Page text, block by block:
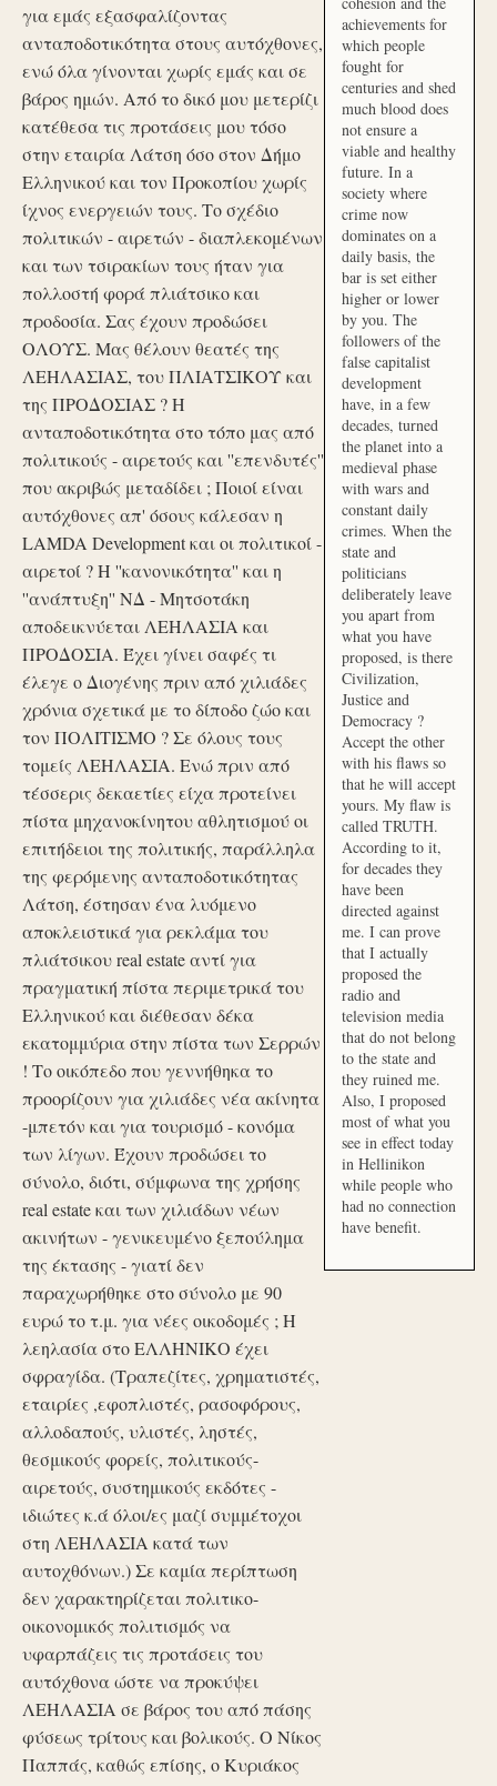
για εμάς εξασφαλίζοντας
ανταποδοτικότητα στους αυτόχθονες,
ενώ όλα γίνονται χωρίς εμάς και σε
βάρος ημών. Από το δικό μου μετερίζι
κατέθεσα τις προτάσεις μου τόσο
στην εταιρία Λάτση όσο στον Δήμο
Ελληνικού και τον Προκοπίου χωρίς
ίχνος ενεργειών τους. Το σχέδιο
πολιτικών - αιρετών - διαπλεκομένων
και των τσιρακίων τους ήταν για
πολλοστή φορά πλιάτσικο και
προδοσία. Σας έχουν προδώσει
ΟΛΟΥΣ. Μας θέλουν θεατές της
ΛΕΗΛΑΣΙΑΣ, του ΠΛΙΑΤΣΙΚΟΥ και
της ΠΡΟΔΟΣΙΑΣ ? Η
ανταποδοτικότητα στο τόπο μας από
πολιτικούς - αιρετούς και ''επενδυτές''
που ακριβώς μεταδίδει ; Ποιοί είναι
αυτόχθονες απ' όσους κάλεσαν η
LAMDA Development και οι πολιτικοί -
αιρετοί ? Η ''κανονικότητα'' και η
''ανάπτυξη'' ΝΔ - Μητσοτάκη
αποδεικνύεται ΛΕΗΛΑΣΙΑ και
ΠΡΟΔΟΣΙΑ. Έχει γίνει σαφές τι
έλεγε ο Διογένης πριν από χιλιάδες
χρόνια σχετικά με το δίποδο ζώο και
τον ΠΟΛΙΤΙΣΜΟ ? Σε όλους τους
τομείς ΛΕΗΛΑΣΙΑ. Ενώ πριν από
τέσσερις δεκαετίες είχα προτείνει
πίστα μηχανοκίνητου αθλητισμού οι
επιτήδειοι της πολιτικής, παράλληλα
της φερόμενης ανταποδοτικότητας
Λάτση, έστησαν ένα λυόμενο
αποκλειστικά για ρεκλάμα του
πλιάτσικου real estate αντί για
πραγματική πίστα περιμετρικά του
Ελληνικού και διέθεσαν δέκα
εκατομμύρια στην πίστα των Σερρών
! Το οικόπεδο που γεννήθηκα το
προορίζουν για χιλιάδες νέα ακίνητα
-μπετόν και για τουρισμό - κονόμα
των λίγων. Έχουν προδώσει το
σύνολο, διότι, σύμφωνα της χρήσης
real estate και των χιλιάδων νέων
ακινήτων - γενικευμένο ξεπούλημα
της έκτασης - γιατί δεν
παραχωρήθηκε στο σύνολο με 90
ευρώ το τ.μ. για νέες οικοδομές ; Η
λεηλασία στο ΕΛΛΗΝΙΚΟ έχει
σφραγίδα. (Τραπεζίτες, χρηματιστές,
εταιρίες ,εφοπλιστές, ρασοφόρους,
αλλοδαπούς, υλιστές, ληστές,
θεσμικούς φορείς, πολιτικούς-
αιρετούς, συστημικούς εκδότες -
ιδιώτες κ.ά όλοι/ες μαζί συμμέτοχοι
στη ΛΕΗΛΑΣΙΑ κατά των
αυτοχθόνων.) Σε καμία περίπτωση
δεν χαρακτηρίζεται πολιτικο-
οικονομικός πολιτισμός να
υφαρπάζεις τις προτάσεις του
αυτόχθονα ώστε να προκύψει
ΛΕΗΛΑΣΙΑ σε βάρος του από πάσης
φύσεως τρίτους και βολικούς. Ο Νίκος
Παππάς, καθώς επίσης, ο Κυριάκος
achievements for
which people
fought for
centuries and shed
much blood does
not ensure a
viable and healthy
future. In a
society where
crime now
dominates on a
daily basis, the
bar is set either
higher or lower
by you. The
followers of the
false capitalist
development
have, in a few
decades, turned
the planet into a
medieval phase
with wars and
constant daily
crimes. When the
state and
politicians
deliberately leave
you apart from
what you have
proposed, is there
Civilization,
Justice and
Democracy ?
Accept the other
with his flaws so
that he will accept
yours. My flaw is
called TRUTH.
According to it,
for decades they
have been
directed against
me. I can prove
that I actually
proposed the
radio and
television media
that do not belong
to the state and
they ruined me.
Also, I proposed
most of what you
see in effect today
in Hellinikon
while people who
had no connection
have benefit.